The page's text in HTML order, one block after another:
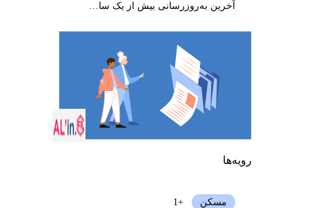
آخرین به‌روزرسانی بیش از یک سال پیش
رویه‌ها
مسکن
+1